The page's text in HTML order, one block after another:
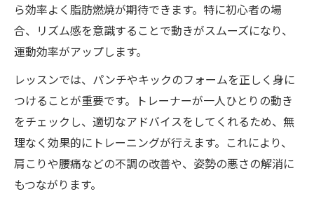
ら効率よく脂肪燃焼が期待できます。特に初心者の場
合、リズム感を意識することで動きがスムーズになり、
運動効率がアップします。
レッスンでは、パンチやキックのフォームを正しく身に
つけることが重要です。トレーナーが一人ひとりの動き
をチェックし、適切なアドバイスをしてくれるため、無
理なく効果的にトレーニングが行えます。これにより、
肩こりや腰痛などの不調の改善や、姿勢の悪さの解消に
もつながります。